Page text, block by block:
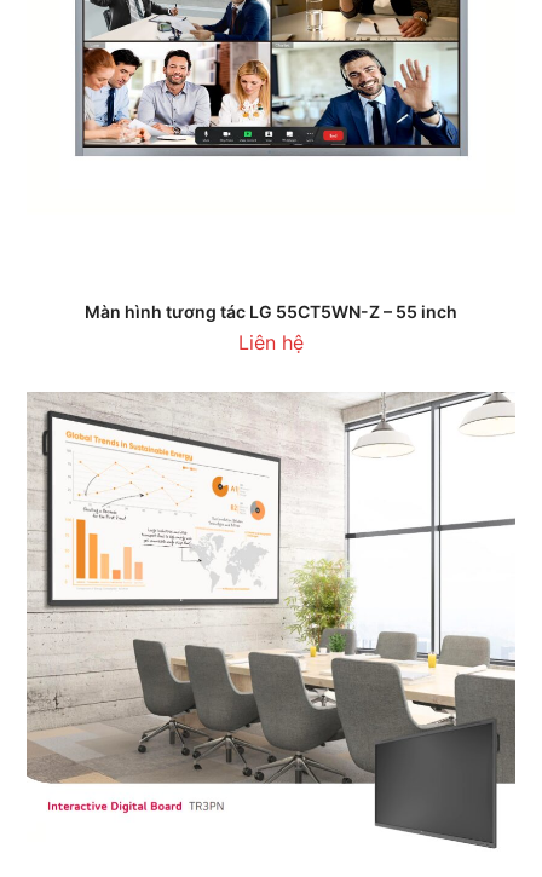
Màn hình tương tác LG 55CT5WN-Z – 55 inch
Liên hệ